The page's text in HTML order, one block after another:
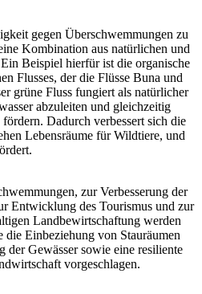
gegen Überschwemmungen zu
Kombination aus natürlichen und
Beispiel hierfür ist die organische
Flusses, der die Flüsse Buna und
grüne Fluss fungiert als natürlicher
abzuleiten und gleichzeitig
Dadurch verbessert sich die
Lebensräume für Wildtiere, und
zur Verbesserung der
Entwicklung des Tourismus und zur
Landbewirtschaftung werden
die Einbeziehung von Stauräumen
der Gewässer sowie eine resiliente
vorgeschlagen.